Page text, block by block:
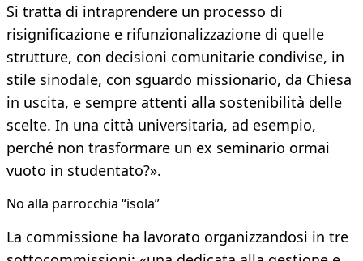
Si tratta di intraprendere un processo di
risignificazione e rifunzionalizzazione di quelle
strutture, con decisioni comunitarie condivise, in
stile sinodale, con sguardo missionario, da Chiesa
in uscita, e sempre attenti alla sostenibilità delle
scelte. In una città universitaria, ad esempio,
perché non trasformare un ex seminario ormai
vuoto in studentato?».
No alla parrocchia “isola”
La commissione ha lavorato organizzandosi in tre